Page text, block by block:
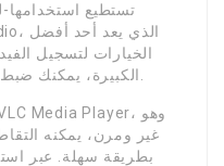
تستطيع
الخيارات لتسجيل
غير ومرن، يمكنه
بطريقة سهلة. عبر